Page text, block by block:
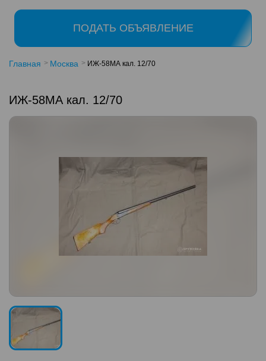
ПОДАТЬ ОБЪЯВЛЕНИЕ
Главная Москва ИЖ-58МА кал. 12/70
ИЖ-58МА кал. 12/70